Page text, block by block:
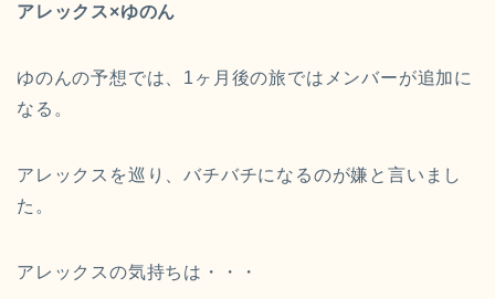
アレックス×ゆのん
ゆのんの予想では、1ヶ月後の旅ではメンバーが追加に
なる。
アレックスを巡り、バチバチになるのが嫌と言いまし
た。
アレックスの気持ちは・・・